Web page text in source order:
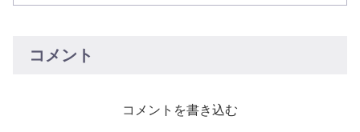
コメント
コメントを書き込む